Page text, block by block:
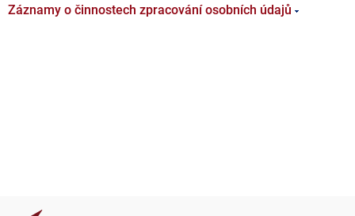
Záznamy o činnostech zpracování osobních údajů